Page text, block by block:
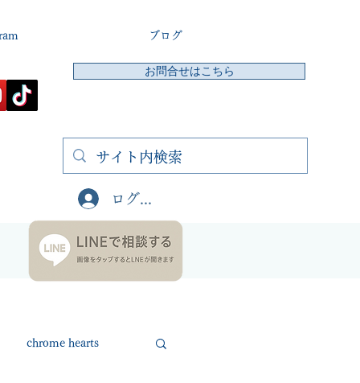
お問合せはこちら
ログイン
ブログ
chrome hearts